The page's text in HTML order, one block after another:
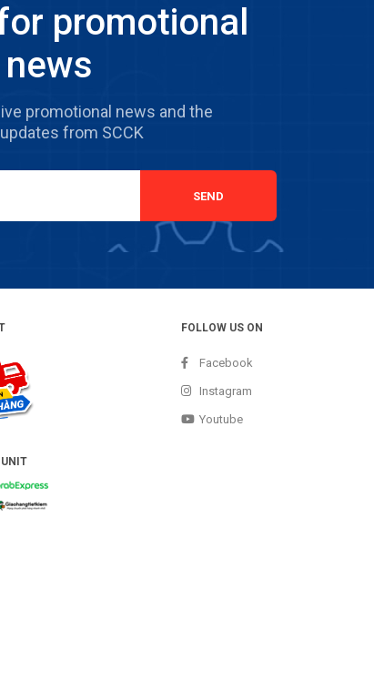
promotional
news
promotional news and the
from SCCK
SEND
FOLLOW US ON
Facebook
Instagram
Youtube